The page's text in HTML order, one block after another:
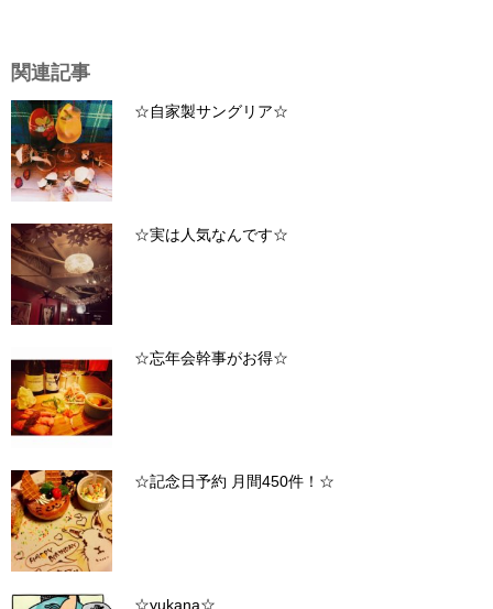
関連記事
☆自家製サングリア☆
☆実は人気なんです☆
☆忘年会幹事がお得☆
☆記念日予約 月間450件！☆
☆yukana☆